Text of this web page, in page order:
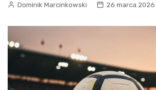
Dominik Marcinkowski 26 marca 2026